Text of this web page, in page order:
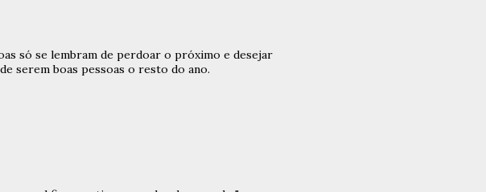
só se lembram de perdoar o próximo e desejar
serem boas pessoas o resto do ano.